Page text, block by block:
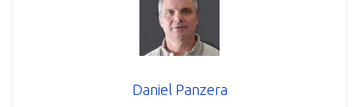
Daniel Panzera